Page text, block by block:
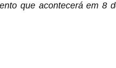
que acontecerá em 8